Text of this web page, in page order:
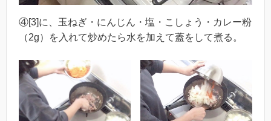
④[3]に、玉ねぎ・にんじん・塩・こしょう・カレー粉
（2g）を入れて炒めたら水を加えて蓋をして煮る。